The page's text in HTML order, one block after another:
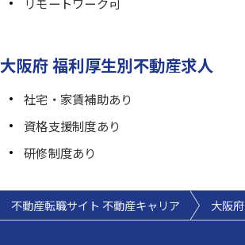
大阪府 福利厚生別不動産求人
社宅・家賃補助あり
資格支援制度あり
研修制度あり
不動産転職サイト 不動産キャリア 大阪府